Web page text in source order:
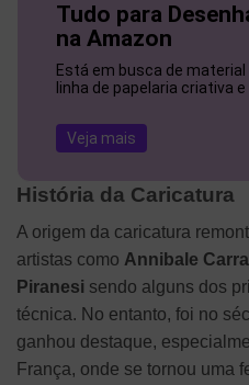
Tudo para
na Amazon
Está em busca de
linha de papelaria criativa
Veja mais
História da Caricatura
A origem da caricatura
artistas como Annibale
Piranesi sendo alguns dos
técnica. No entanto, foi no
ganhou destaque,
França, onde se tornou uma